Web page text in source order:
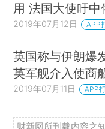
用 法国大使吁中
2019年07月12日 APP
英国称与伊朗爆
英军舰介入使商
2019年07月11日 APP
财新网所刊载内容之